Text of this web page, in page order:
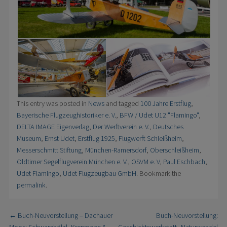
This entry was posted in Newsand tagged 100 Jahre Erstflug,
Bayerische Flugzeughistoriker e. V., BFW / Udet U12 "Flamingo",
DELTA IMAGE Eigenverlag, Der Werftverein e. V., Deutsches
Museum, Ernst Udet, Erstflug 1925, Flugwerft Schleißheim,
Messerschmitt Stiftung, München-Ramersdorf, Oberschleißheim,
Oldtimer Segelflugverein München e. V., OSVM e. V, Paul Eschbach,
Udet Flamingo, Udet Flugzeugbau GmbH. Bookmark the
permalink.
Post navigation
← Buch-Neuvorstellung – Dachauer
Buch-Neuvorstellung: